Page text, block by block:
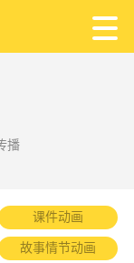
播
课件动画
故事情节动画